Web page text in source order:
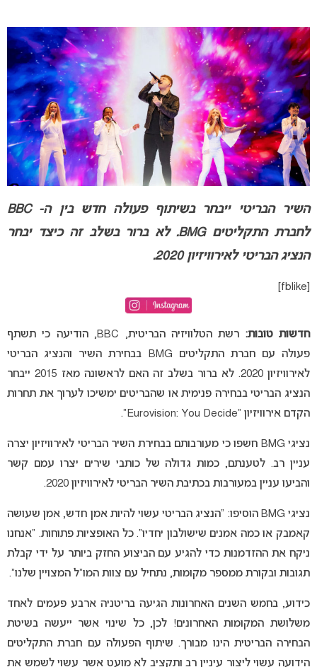
השיר הבריטי ייבחר בשיתוף פעולה חדש בין ה- BBC
לחברת התקליטים BMG. לא ברור בשלב זה כיצד יבחר
הנציג הבריטי לאירוויזיון 2020.
חדשות טובות:
רשת הטלוויזיה הבריטית, BBC, הודיעה כי תשתף
פעולה עם חברת התקליטים BMG בבחירת השיר והנציג הבריטי
לאירוויזיון 2020. לא ברור בשלב זה האם לראשונה מאז 2015 ייבחר
הנציג הבריטי בבחירה פנימית או שהבריטים ימשיכו לערוך את תחרות
הקדם אירוויזיון “Eurovision: You Decide”.
נציגי BMG חשפו כי מעורבותם בבחירת השיר הבריטי לאירוויזיון יצרה
עניין רב. לטענתם, כמות גדולה של כותבי שירים יצרו עמם קשר
והביעו עניין במעורבות בכתיבת השיר הבריטי לאירוויזיון 2020.
נציגי BMG הוסיפו: “הנציג הבריטי עשוי להיות אמן חדש, אמן שעושה
קאמבק או כמה אמנים שישולבון יחדיו”. כל האופציות פתוחות. “אנחנו
ניקח את ההזדמנות כדי להגיע עם הביצוע החזק ביותר על ידי קבלת
תגובות ובקורת ממספר מקומות, נתחיל עם צוות המו”ל המצויין שלנו”.
כידוע, בחמש השנים האחרונות הגיעה בריטניה ארבע פעמים לאחד
משלושת המקומות האחרונים! לכן, כל שינוי אשר ייעשה בשיטת
הבחירה הבריטית הינו מבורך. שיתוף הפעולה עם חברת התקליטים
הידועה עשוי ליצור עיניין רב ותקציב לא מועט אשר עשוי לשמש את